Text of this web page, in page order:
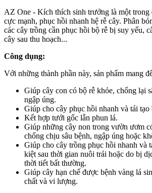
AZ One - Kích thích sinh trưởng là một trong
cực mạnh, phục hồi nhanh hệ rễ cây. Phân
các cây trồng cần phục hồi bộ rễ bị suy yếu,
cây sau thu hoạch...
Công dụng:
Với những thành phần này, sản phẩm mang
Giúp cây con có bộ rễ khỏe, chống lại
ngập úng.
Giúp cho cây phục hồi nhanh và tái tạo
Kết hợp tưới gốc lẫn phun lá.
Giúp những cây non trong vườn ươm
chống chịu sâu bệnh, ngập úng hoặc
Giúp cho cây trồng phục hồi nhanh và
kiệt sau thời gian nuôi trái hoặc do bị
thời tiết bất thường.
Giúp cây hạn chế được bệnh vàng lá
chất và vi lượng.